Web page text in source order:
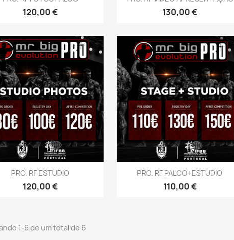
Preço
120,00 € Preço
130,00 €
PRO. RF ESTUDIO
Preço
120,00 €
Vista rápida PRO. RF PALCO+ESTUDIO
Preço
110,00 €
Vista rápida
1-6 de um total de 6